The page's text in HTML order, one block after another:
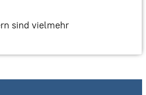
sind vielmehr